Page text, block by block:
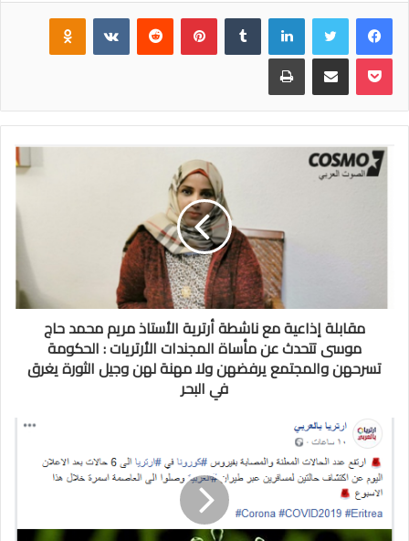
فيسبوك لينكدإن بينتيريست
بوكيت
مقابلة إذاعية مع ناشطة أرترية الأستاذ مريم محمد حاج
موسى تتحدث عن مأساة المجندات الأرتريات : الحكومة
تسرحهن والمجتمع يرفضهن ولا مهنة لهن وجيل الثورة يغرق
في البحر